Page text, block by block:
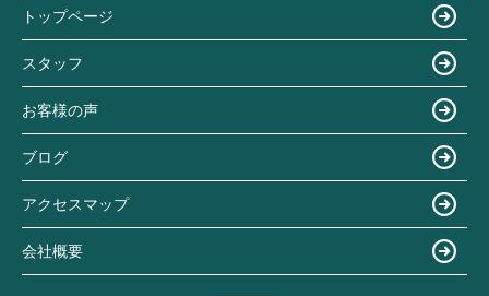
トップページ
スタッフ
お客様の声
ブログ
アクセスマップ
会社概要